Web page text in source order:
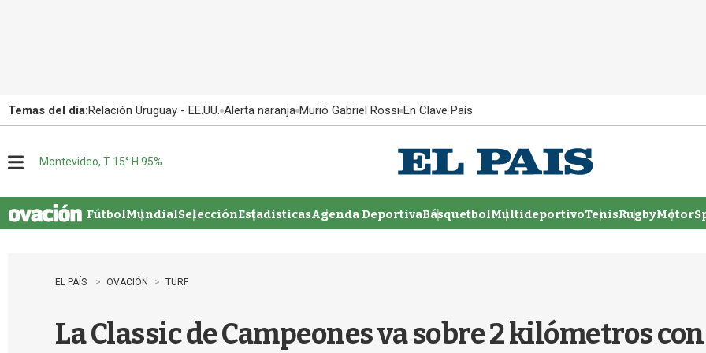
Temas del día:Relación Uruguay - EE.UU. Alerta naranja Murió Gabriel Rossi En Clave País
u
Montevideo, T 15° H 95%
FútbolMundialSelecciónEstadisticasAgenda DeportivaBásquetbolMultideportivoTenisRugby
EL PAÍS OVACIÓN TURF
La Classic de Campeones va sobre 2 kilómetros